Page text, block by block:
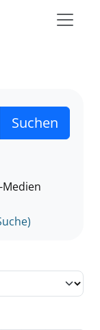
Sie suchen wollen.
Medien